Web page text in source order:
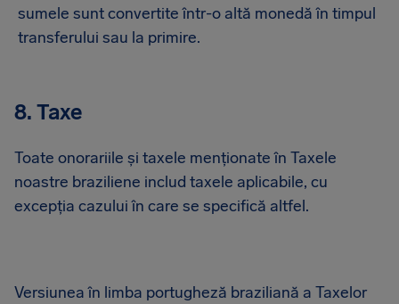
sumele sunt convertite într-o altă monedă în timpul
transferului sau la primire.
8. Taxe
Toate onorariile și taxele menționate în Taxele
noastre braziliene includ taxele aplicabile, cu
excepția cazului în care se specifică altfel.
Versiunea în limba portugheză braziliană a Taxelor